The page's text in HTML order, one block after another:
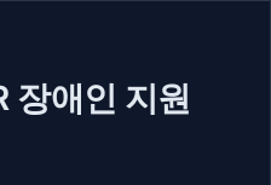
장애인 지원